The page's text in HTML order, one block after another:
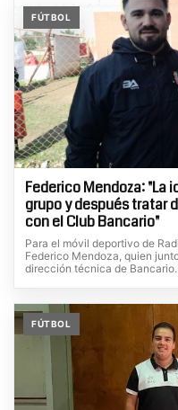
FÚTBOL
Federico Mendoza: "La
grupo y después tratar
con el Club Bancario"
Para el móvil deportivo de
Federico Mendoza, quien
dirección técnica de Bancario.
FÚTBOL